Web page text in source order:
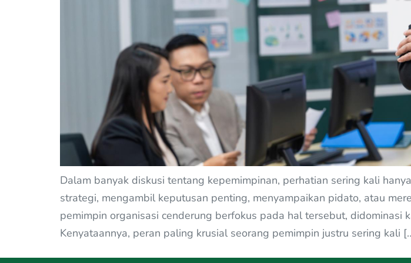
Dalam banyak diskusi tentang kepemimpinan, perhatian sering kali
strategi, mengambil keputusan penting, menyampaikan pidato, atau
pemimpin organisasi cenderung berfokus pada hal tersebut, didominasi
Kenyataannya, peran paling krusial seorang pemimpin justru sering kali